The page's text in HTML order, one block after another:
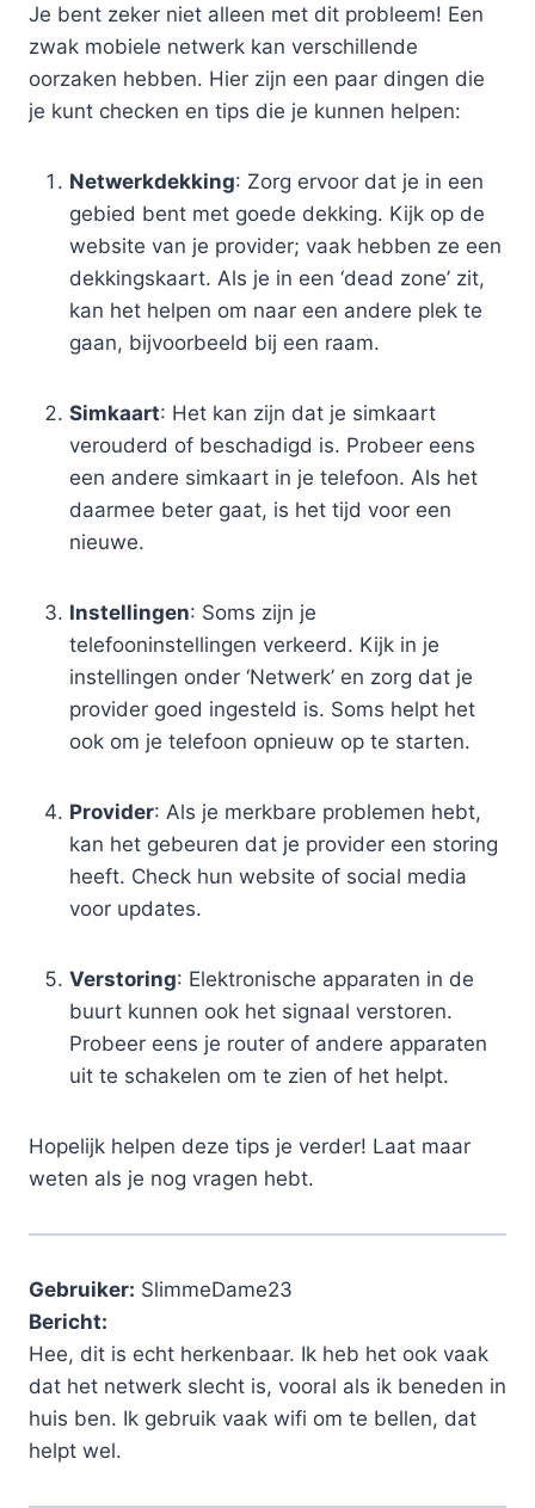
Je bent zeker niet alleen met dit probleem! Een
zwak mobiele netwerk kan verschillende
oorzaken hebben. Hier zijn een paar dingen die
je kunt checken en tips die je kunnen helpen:
Netwerkdekking: Zorg ervoor dat je in een
gebied bent met goede dekking. Kijk op de
website van je provider; vaak hebben ze een
dekkingskaart. Als je in een ‘dead zone’ zit,
kan het helpen om naar een andere plek te
gaan, bijvoorbeeld bij een raam.
Simkaart: Het kan zijn dat je simkaart
verouderd of beschadigd is. Probeer eens
een andere simkaart in je telefoon. Als het
daarmee beter gaat, is het tijd voor een
nieuwe.
Instellingen: Soms zijn je
telefooninstellingen verkeerd. Kijk in je
instellingen onder ‘Netwerk’ en zorg dat je
provider goed ingesteld is. Soms helpt het
ook om je telefoon opnieuw op te starten.
Provider: Als je merkbare problemen hebt,
kan het gebeuren dat je provider een storing
heeft. Check hun website of social media
voor updates.
Verstoring: Elektronische apparaten in de
buurt kunnen ook het signaal verstoren.
Probeer eens je router of andere apparaten
uit te schakelen om te zien of het helpt.
Hopelijk helpen deze tips je verder! Laat maar
weten als je nog vragen hebt.
Gebruiker: SlimmeDame23
Bericht:
Hee, dit is echt herkenbaar. Ik heb het ook vaak
dat het netwerk slecht is, vooral als ik beneden in
huis ben. Ik gebruik vaak wifi om te bellen, dat
helpt wel.